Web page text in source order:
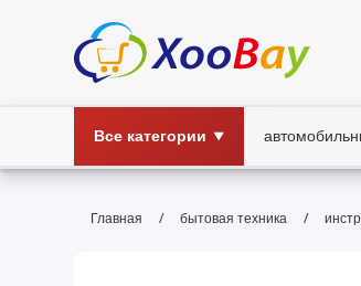
Все категории ▼
инструменты для
Главная / бытовая техника /